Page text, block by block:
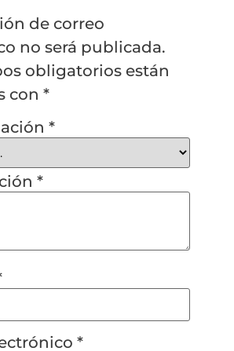
de correo
no será publicada.
obligatorios están
con *
*
*
*